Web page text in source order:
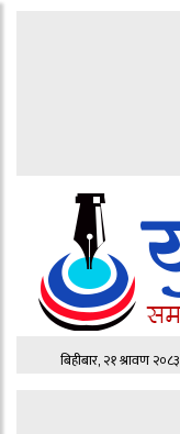
बिहीबार, २१ श्रावण २०८३